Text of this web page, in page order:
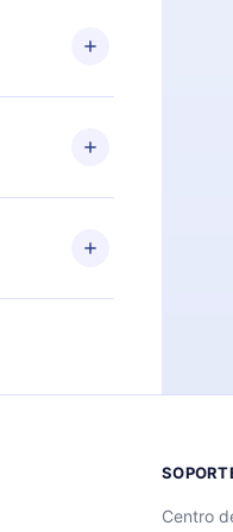
el
de
más de
leer o
iOS,
momento
Centro